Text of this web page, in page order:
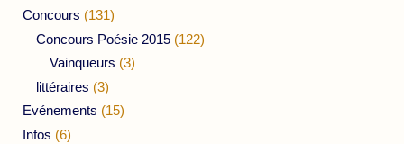
Concours (131)
Concours Poésie 2015 (122)
Vainqueurs (3)
littéraires (3)
Evénements (15)
Infos (6)